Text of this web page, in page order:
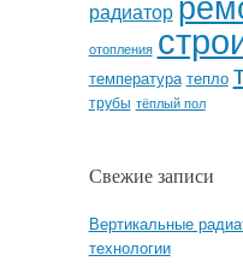
радиатор
отопления
температура тепло
трубы тёплый пол
Свежие записи
Вертикальные
технологии